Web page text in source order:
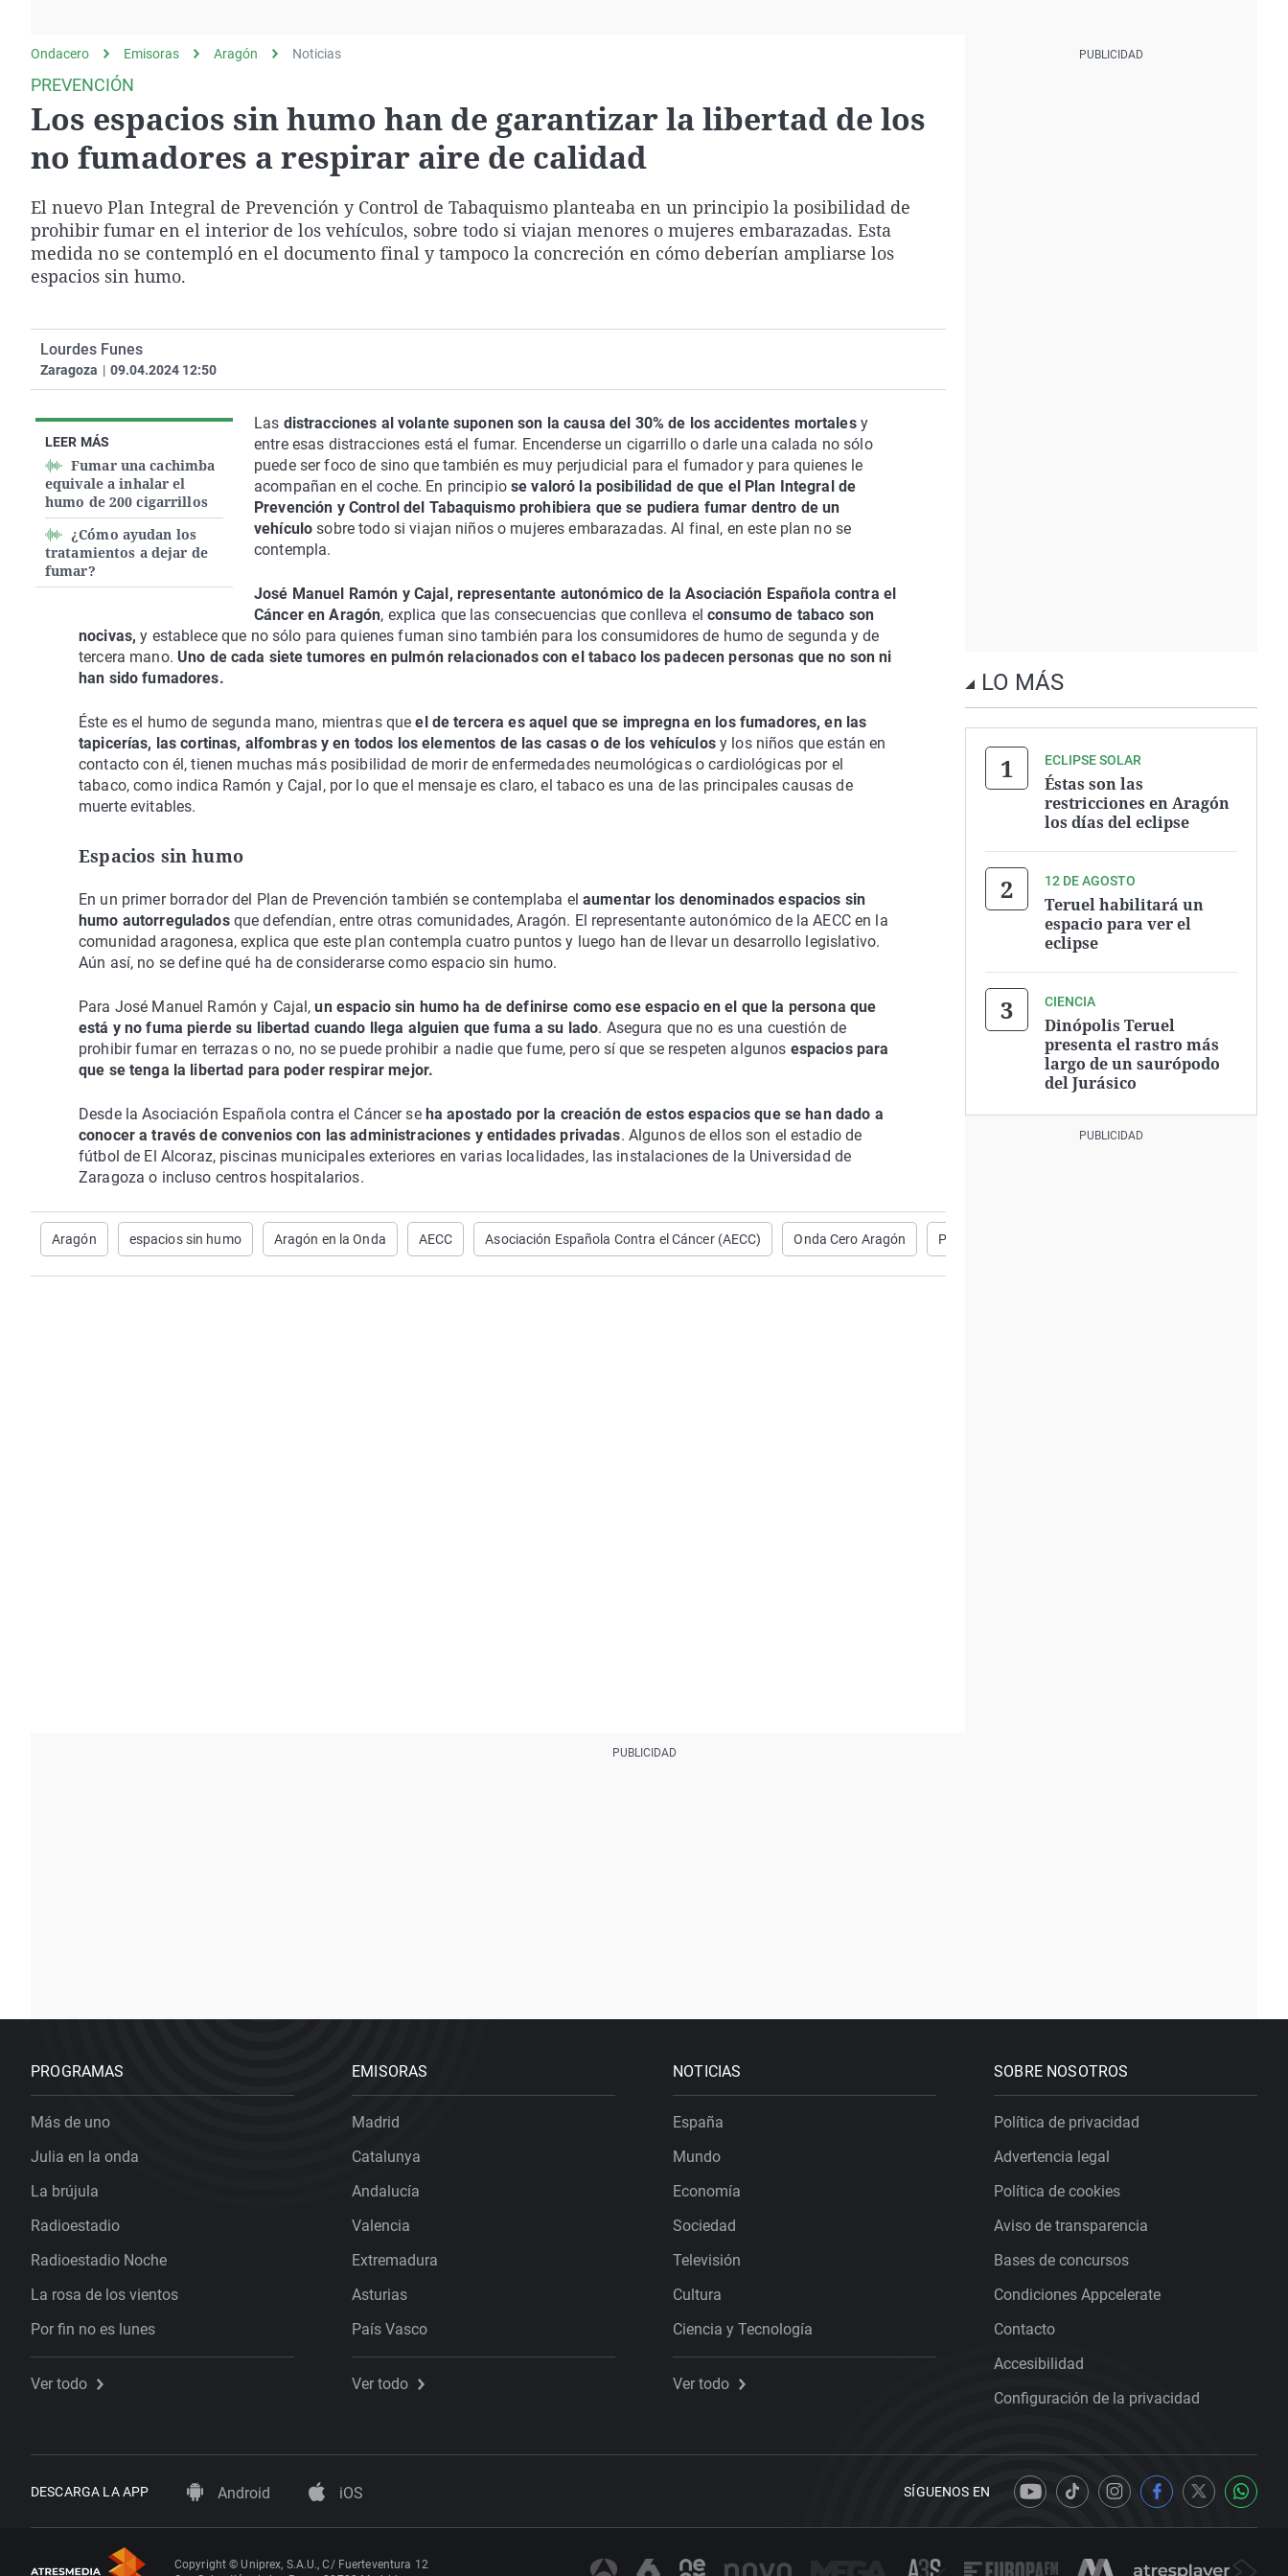
Operación Viuda
Negra
Ondacero Emisoras Aragón Noticias
PREVENCIÓN
Los espacios sin humo han de garantizar la libertad de los
no fumadores a respirar aire de calidad
El nuevo Plan Integral de Prevención y Control de Tabaquismo planteaba en un principio la posibilidad de
prohibir fumar en el interior de los vehículos, sobre todo si viajan menores o mujeres embarazadas. Esta
medida no se contempló en el documento final y tampoco la concreción en cómo deberían ampliarse los
espacios sin humo.
Lourdes Funes
Zaragoza | 09.04.2024 12:50
LEER MÁS
Fumar una cachimba
equivale a inhalar el
humo de 200 cigarrillos
¿Cómo ayudan los
tratamientos a dejar de
fumar?
Las distracciones al volante suponen son la causa del 30% de los accidentes mortales y
entre esas distracciones está el fumar. Encenderse un cigarrillo o darle una calada no sólo
puede ser foco de sino que también es muy perjudicial para el fumador y para quienes le
acompañan en el coche. En principiose valoró la posibilidad de que el Plan Integral de
Prevención y Control del Tabaquismo prohibiera que se pudiera fumar dentro de un
vehículo sobre todo si viajan niños o mujeres embarazadas. Al final, en este plan no se
contempla.
José Manuel Ramón y Cajal, representante autonómico de la Asociación Española contra el
Cáncer en Aragón, explica que las consecuencias que conlleva el consumo de tabaco son
nocivas, y establece que no sólo para quienes fuman sino también para los consumidores de humo de segunda y de
tercera mano. Uno de cada siete tumores en pulmón relacionados con el tabaco los padecen personas que no son ni
han sido fumadores.
Éste es el humo de segunda mano, mientras que el de tercera es aquel que se impregna en los fumadores, en las
tapicerías, las cortinas, alfombras y en todos los elementos de las casas o de los vehículosy los niños que están en
contacto con él, tienen muchas más posibilidad de morir de enfermedades neumológicas o cardiológicas por el
tabaco, como indica Ramón y Cajal, por lo que el mensaje es claro, el tabaco es una de las principales causas de
muerte evitables.
Espacios sin humo
En un primer borrador del Plan de Prevención también se contemplaba el aumentar los denominados espacios sin
humo autorregulados que defendían, entre otras comunidades, Aragón. El representante autonómico de la AECC en la
comunidad aragonesa, explica que este plan contempla cuatro puntos y luego han de llevar un desarrollo legislativo.
Aún así, no se define qué ha de considerarse como espacio sin humo.
Para José Manuel Ramón y Cajal,un espacio sin humo ha de definirse como ese espacio en el que la persona que
está y no fuma pierde su libertad cuando llega alguien que fuma a su lado. Asegura que no es una cuestión de
prohibir fumar en terrazas o no, no se puede prohibir a nadie que fume, pero sí que se respeten algunos espacios para
que se tenga la libertad para poder respirar mejor.
Desde la Asociación Española contra el Cáncer se ha apostado por la creación de estos espacios que se han dado a
conocer a través de convenios con las administraciones y entidades privadas. Algunos de ellos son el estadio de
fútbol de El Alcoraz, piscinas municipales exteriores en varias localidades, las instalaciones de la Universidad de
Zaragoza o incluso centros hospitalarios.
Aragón espacios sin humo Aragón en la Onda AECC Asociación Española Contra el Cáncer (AECC) Onda Cero Aragón Población
LO MÁS
ECLIPSE SOLAR
Éstas son las
restricciones en Aragón
los días del eclipse
12 DE AGOSTO
Teruel habilitará un
espacio para ver el
eclipse
CIENCIA
Dinópolis Teruel
presenta el rastro más
largo de un saurópodo
del Jurásico
PROGRAMAS
Más de uno
Julia en la onda
La brújula
Radioestadio
Radioestadio Noche
La rosa de los vientos
Por fin no es lunes
Ver todo
EMISORAS
Madrid
Catalunya
Andalucía
Valencia
Extremadura
Asturias
País Vasco
Ver todo
NOTICIAS
España
Mundo
Economía
Sociedad
Televisión
Cultura
Ciencia y Tecnología
Ver todo
SOBRE NOSOTROS
Política de privacidad
Advertencia legal
Política de cookies
Aviso de transparencia
Bases de concursos
Condiciones Appcelerate
Contacto
Accesibilidad
Configuración de la privacidad
DESCARGA LA APP Android iOS SÍGUENOS EN
Copyright © Uniprex, S.A.U., C/ Fuerteventura 12